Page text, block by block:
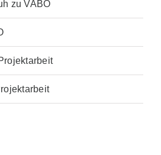
zuVABO